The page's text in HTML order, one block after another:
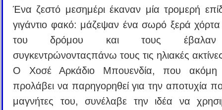
Ένα ζεστό μεσημέρι έκαναν μία τρομερή
γιγάντιο φακό: μάζεψαν ένα σωρό ξερά
του δρόμου και τους έβαλαν
συγκεντρώνονταςπάνω τους τις ηλιακές
Ο Χοσέ Αρκάδιο Μπουενδία, που ακόμη
προλάβει να παρηγορηθεί για την αποτυχία
μαγνήτες του, συνέλαβε την ιδέα να